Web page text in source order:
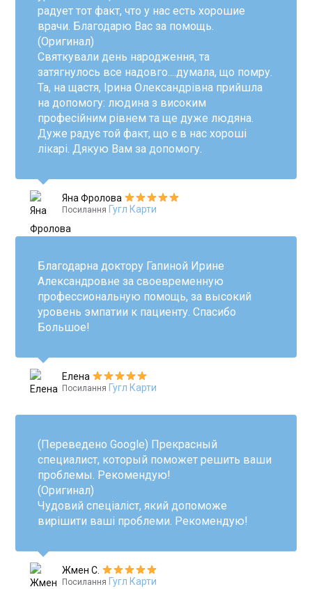
радует тот факт, что у нас есть хорошие
врачи. Благодарю Вас за помощь.
(Оригинал)
Святкували день народження, та
затягнулось все надовго....думала, що помру.
Та, на щастя, Ірина Олександрівна прийшла
на допомогу: людина з високим
професійним рівнем та ще дуже людяна.
Дуже радує той факт, що є в нас хороші
лікарі. Дякую Вам за допомогу.
Яна Фролова
Посилання Гугл Карти
Благодарна доктору Гапиной Ирине
Александровне за своевременную
профессиональную помощь, за высокий
уровень эмпатии к пациенту. Спасибо
Большое!
Елена
Посилання Гугл Карти
(Переведено Google) Прекрасный
специалист, который поможет решить ваши
проблемы. Рекомендую!
(Оригинал)
Чудовий спеціаліст, який допоможе
вирішити ваші проблеми. Рекомендую!
Жмен С.
Посилання Гугл Карти